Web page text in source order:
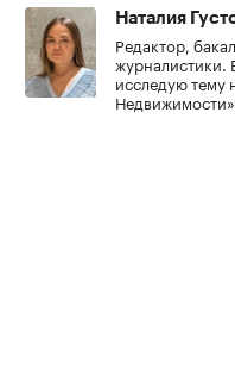
Наталия
Редактор,
журналистики.
исследую тему